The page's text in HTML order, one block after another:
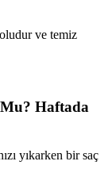
ve temiz
Haftada
yıkarken bir saç